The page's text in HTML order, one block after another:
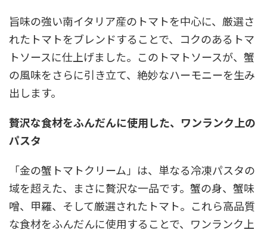
旨味の強い南イタリア産のトマトを中心に、厳選さ
れたトマトをブレンドすることで、コクのあるトマ
トソースに仕上げました。このトマトソースが、蟹
の風味をさらに引き立て、絶妙なハーモニーを生み
出します。
贅沢な食材をふんだんに使用した、ワンランク上の
パスタ
「金の蟹トマトクリーム」は、単なる冷凍パスタの
域を超えた、まさに贅沢な一品です。蟹の身、蟹味
噌、甲羅、そして厳選されたトマト。これら高品質
な食材をふんだんに使用することで、ワンランク上